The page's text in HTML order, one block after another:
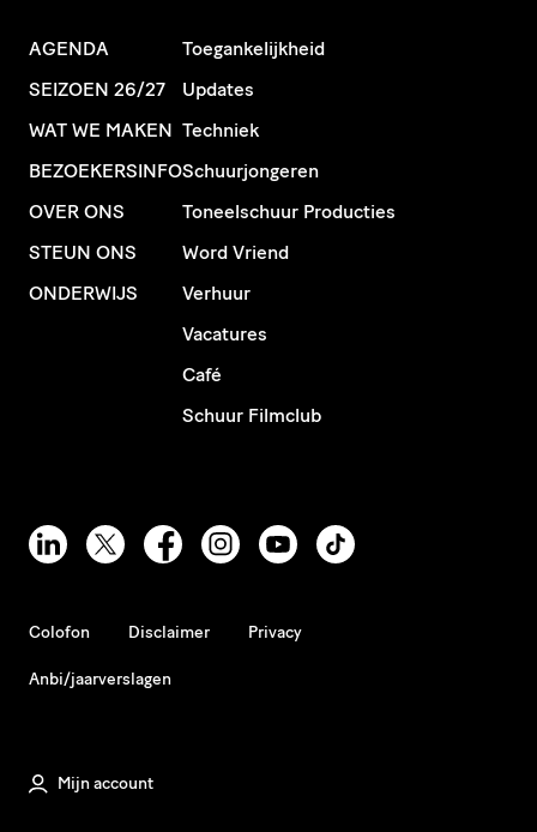
AGENDA
SEIZOEN 26/27
WAT WE MAKEN
BEZOEKERSINFO
OVER ONS
STEUN ONS
ONDERWIJS
Toegankelijkheid
Updates
Techniek
Schuurjongeren
Toneelschuur Producties
Word Vriend
Verhuur
Vacatures
Café
Schuur Filmclub
Colofon Disclaimer Privacy
Anbi/jaarverslagen
Mijn account